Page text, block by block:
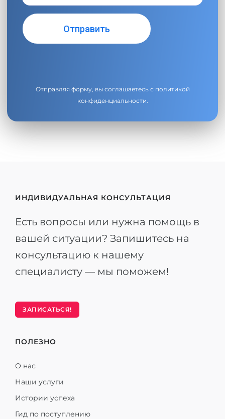
Отправляя форму, вы соглашаетесь с политикой
конфиденциальности.
ИНДИВИДУАЛЬНАЯ КОНСУЛЬТАЦИЯ
Есть вопросы или нужна помощь в
вашей ситуации? Запишитесь на
консультацию к нашему
специалисту — мы поможем!
ЗАПИСАТЬСЯ!
ПОЛЕЗНО
О нас
Наши услуги
Истории успеха
Гид по поступлению